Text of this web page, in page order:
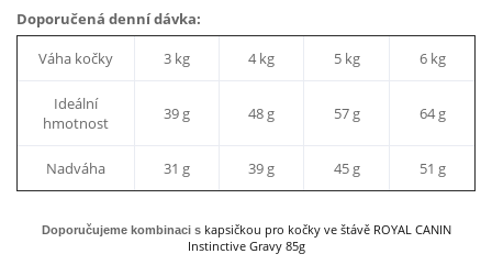
Doporučená denní dávka:
Váha kočky
3 kg 4 kg 5 kg 6 kg
Ideální
hmotnost
39 g 48 g 57 g 64 g
Nadváha 31 g 39 g 45 g 51 g
Doporučujeme kombinaci s kapsičkou pro kočky ve štávě ROYAL CANIN
Instinctive Gravy 85g